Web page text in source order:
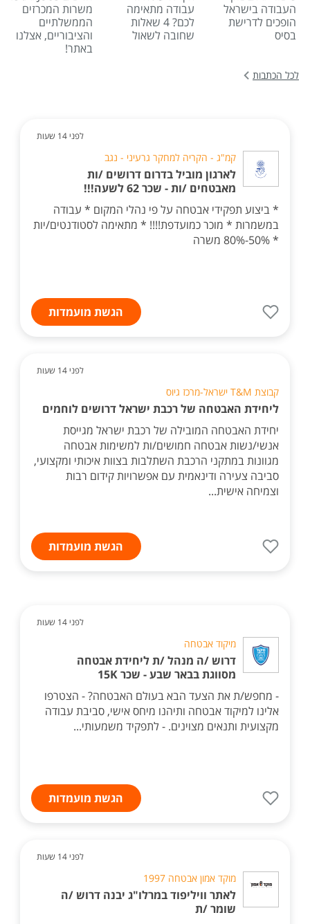
העבודה בישראל
הופכים לדרישת
בסיס
עבודה מתאימה
לכם? 4 שאלות
שחובה לשאול
משרות המכרזים
הממשלתיים
והציבוריים, אצלנו
באתר!
לכל הכתבות
לפני 14 שעות
קמ"ג - הקריה למחקר גרעיני - נגב
לארגון מוביל בדרום דרושים /ות
מאבטחים /ות - שכר 62 לשעה!!!
* ביצוע תפקידי אבטחה על פי נהלי המקום * עבודה
במשמרות * מוכר כמועדפת!!!! * מתאימה לסטודנטים/יות
* 50%-80% משרה
הגשת מועמדות
לפני 14 שעות
קבוצת T&M ישראל-מרכז גיוס
ליחידת האבטחה של רכבת ישראל דרושים לוחמים
יחידת האבטחה המובילה של רכבת ישראל מגייסת
אנשי/נשות אבטחה חמושים/ות למשימות אבטחה
מגוונות במתקני הרכבת השתלבות בצוות איכותי ומקצועי,
סביבה צעירה ודינאמית עם אפשרויות קידום רבות
וצמיחה אישית...
הגשת מועמדות
לפני 14 שעות
מיקוד אבטחה
דרוש /ה מנהל /ת ליחידת אבטחה
מסווגת בבאר שבע - שכר 15K
- מחפש/ת את הצעד הבא בעולם האבטחה? - הצטרפו
אלינו למיקוד אבטחה ותיהנו מיחס אישי, סביבת עבודה
מקצועית ותנאים מצוינים. - לתפקיד משמעותי...
הגשת מועמדות
לפני 14 שעות
מוקד אמון אבטחה 1997
לאתר וויליפוד במרלו"ג יבנה דרוש /ה
שומר /ת